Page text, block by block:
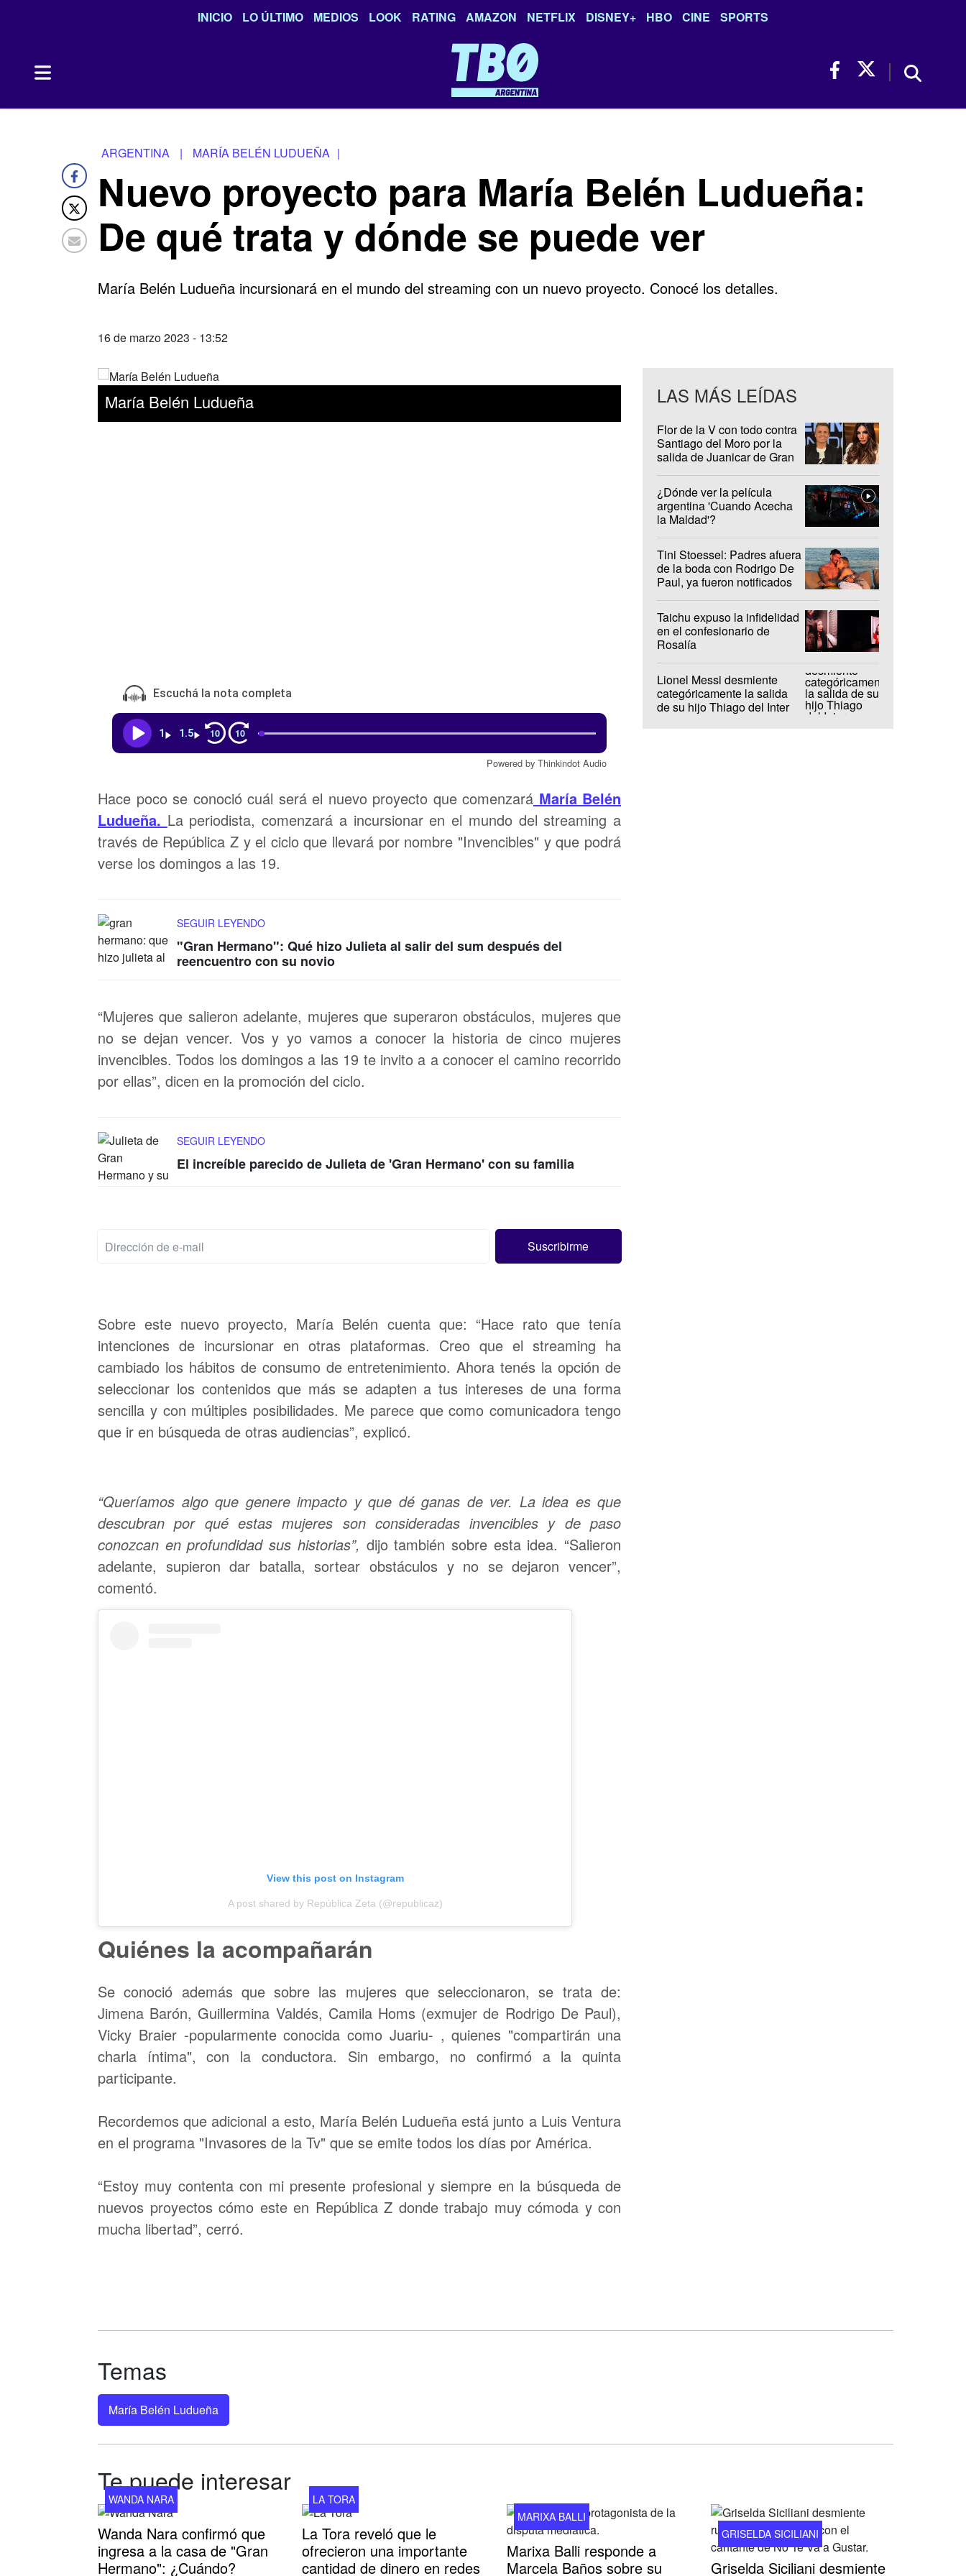
INICIO LO ÚLTIMO MEDIOS LOOK RATING AMAZON NETFLIX DISNEY+ HBO CINE SPORTS
ARGENTINA | MARÍA BELÉN LUDUEÑA |
Nuevo proyecto para María Belén Ludueña:
De qué trata y dónde se puede ver
María Belén Ludueña incursionará en el mundo del streaming con un nuevo proyecto. Conocé los detalles.
16 de marzo 2023 - 13:52
María Belén Ludueña
Escuchá la nota completa
1 1.5 10 10
Powered by Thinkindot Audio
Hace poco se conoció cuál será el nuevo proyecto que comenzará María Belén
Ludueña. La periodista, comenzará a incursionar en el mundo del streaming a
través de República Z y el ciclo que llevará por nombre "Invencibles" y que podrá
verse los domingos a las 19.
SEGUIR LEYENDO
"Gran Hermano": Qué hizo Julieta al salir del sum después del
reencuentro con su novio
“Mujeres que salieron adelante, mujeres que superaron obstáculos, mujeres que
no se dejan vencer. Vos y yo vamos a conocer la historia de cinco mujeres
invencibles. Todos los domingos a las 19 te invito a a conocer el camino recorrido
por ellas”, dicen en la promoción del ciclo.
SEGUIR LEYENDO
El increíble parecido de Julieta de 'Gran Hermano' con su familia
Sobre este nuevo proyecto, María Belén cuenta que: “Hace rato que tenía
intenciones de incursionar en otras plataformas. Creo que el streaming ha
cambiado los hábitos de consumo de entretenimiento. Ahora tenés la opción de
seleccionar los contenidos que más se adapten a tus intereses de una forma
sencilla y con múltiples posibilidades. Me parece que como comunicadora tengo
que ir en búsqueda de otras audiencias”, explicó.
“Queríamos algo que genere impacto y que dé ganas de ver. La idea es que
descubran por qué estas mujeres son consideradas invencibles y de paso
conozcan en profundidad sus historias”, dijo también sobre esta idea. “Salieron
adelante, supieron dar batalla, sortear obstáculos y no se dejaron vencer”,
comentó.
View this post on Instagram
A post shared by República Zeta (@republicaz)
Quiénes la acompañarán
Se conoció además que sobre las mujeres que seleccionaron, se trata de:
Jimena Barón, Guillermina Valdés, Camila Homs (exmujer de Rodrigo De Paul),
Vicky Braier -popularmente conocida como Juariu- , quienes "compartirán una
charla íntima", con la conductora. Sin embargo, no confirmó a la quinta
participante.
Recordemos que adicional a esto, María Belén Ludueña está junto a Luis Ventura
en el programa "Invasores de la Tv" que se emite todos los días por América.
“Estoy muy contenta con mi presente profesional y siempre en la búsqueda de
nuevos proyectos cómo este en República Z donde trabajo muy cómoda y con
mucha libertad”, cerró.
LAS MÁS LEÍDAS
Flor de la V con todo contra
Santiago del Moro por la
salida de Juanicar de Gran
¿Dónde ver la película
argentina 'Cuando Acecha
la Maldad'?
Tini Stoessel: Padres afuera
de la boda con Rodrigo De
Paul, ya fueron notificados
Taichu expuso la infidelidad
en el confesionario de
Rosalía
Lionel Messi desmiente
categóricamente la salida
de su hijo Thiago del Inter
Temas
María Belén Ludueña
Te puede interesar
WANDA NARA
Wanda Nara confirmó que
ingresa a la casa de "Gran
Hermano": ¿Cuándo?
LA TORA
La Tora reveló que le
ofrecieron una importante
cantidad de dinero en redes
MARIXA BALLI
Marixa Balli responde a
Marcela Baños sobre su
GRISELDA SICILIANI
Griselda Siciliani desmiente